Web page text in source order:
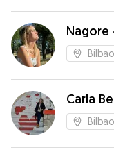
con Anne.
Nagore ·
Bilbao
Carla
Bilbao